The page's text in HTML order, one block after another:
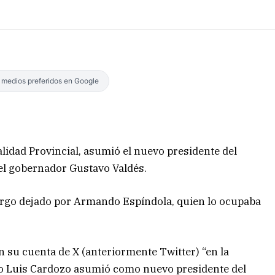
preferidos en Google
Provincial, asumió el nuevo presidente del
Gustavo Valdés.
dejado por Armando Espíndola, quien lo ocupaba
su cuenta de X (anteriormente Twitter) “en la
Cardozo asumió como nuevo presidente del